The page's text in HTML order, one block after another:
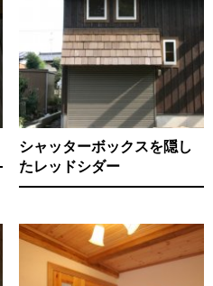
シャッターボックスを隠し
たレッドシダー